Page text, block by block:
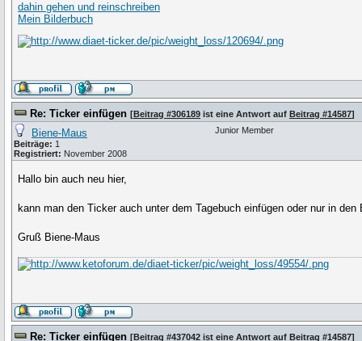
dahin gehen und reinschreiben
Mein Bilderbuch
Re: Ticker einfügen [Beitrag #306189 ist eine Antwort auf Beitrag #14587]
Biene-Maus
Beiträge: 1
Registriert: November 2008
Junior Member
Hallo bin auch neu hier,
kann man den Ticker auch unter dem Tagebuch einfügen oder nur in
Gruß Biene-Maus
Re: Ticker einfügen [Beitrag #437042 ist eine Antwort auf Beitrag #14587]